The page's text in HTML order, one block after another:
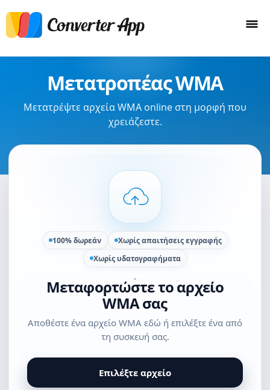
Μετατροπέας WMA
Μετατρέψτε αρχεία WMA online στη μορφή που
χρειάζεστε.
100% δωρεάν
Χωρίς απαιτήσεις εγγραφής
Χωρίς υδατογραφήματα
Μεταφορτώστε το αρχείο
WMA σας
Αποθέστε ένα αρχείο WMA εδώ ή επιλέξτε ένα από
τη συσκευή σας.
Επιλέξτε αρχείο